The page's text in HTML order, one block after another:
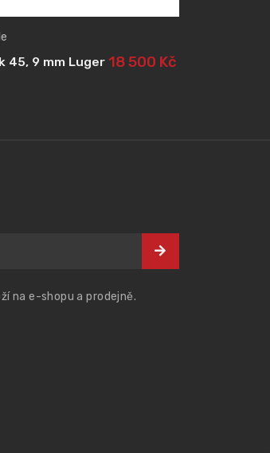
45, 9 mm Luger 18 500 Kč
na e-shopu a prodejně.